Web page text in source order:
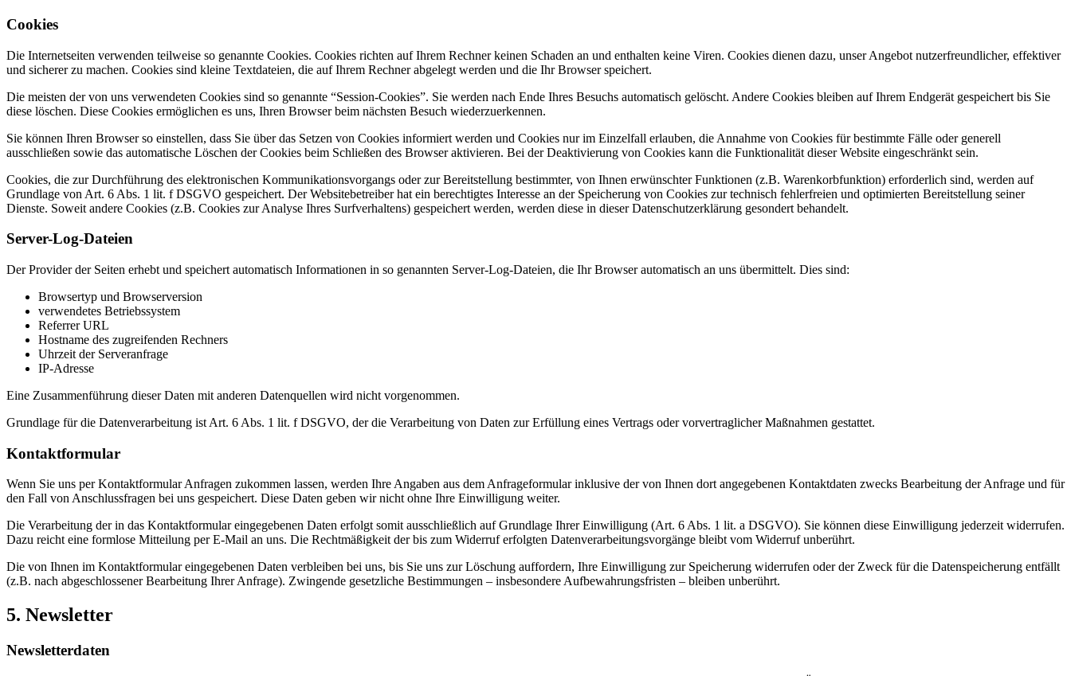
Cookies
Die Internetseiten verwenden teilweise so genannte Cookies. Cookies richten auf Ihrem Rechner keinen Schaden an und enthalten keine Viren. Cookies dienen dazu, unser Angebot nutzerfreundlicher, effektiver
und sicherer zu machen. Cookies sind kleine Textdateien, die auf Ihrem Rechner abgelegt werden und die Ihr Browser speichert.
Die meisten der von uns verwendeten Cookies sind so genannte “Session-Cookies”. Sie werden nach Ende Ihres Besuchs automatisch gelöscht. Andere Cookies bleiben auf Ihrem Endgerät gespeichert bis Sie
diese löschen. Diese Cookies ermöglichen es uns, Ihren Browser beim nächsten Besuch wiederzuerkennen.
Sie können Ihren Browser so einstellen, dass Sie über das Setzen von Cookies informiert werden und Cookies nur im Einzelfall erlauben, die Annahme von Cookies für bestimmte Fälle oder generell
ausschließen sowie das automatische Löschen der Cookies beim Schließen des Browser aktivieren. Bei der Deaktivierung von Cookies kann die Funktionalität dieser Website eingeschränkt sein.
Cookies, die zur Durchführung des elektronischen Kommunikationsvorgangs oder zur Bereitstellung bestimmter, von Ihnen erwünschter Funktionen (z.B. Warenkorbfunktion) erforderlich sind, werden auf
Grundlage von Art. 6 Abs. 1 lit. f DSGVO gespeichert. Der Websitebetreiber hat ein berechtigtes Interesse an der Speicherung von Cookies zur technisch fehlerfreien und optimierten Bereitstellung seiner
Dienste. Soweit andere Cookies (z.B. Cookies zur Analyse Ihres Surfverhaltens) gespeichert werden, werden diese in dieser Datenschutzerklärung gesondert behandelt.
Server-Log-Dateien
Der Provider der Seiten erhebt und speichert automatisch Informationen in so genannten Server-Log-Dateien, die Ihr Browser automatisch an uns übermittelt. Dies sind:
Browsertyp und Browserversion
verwendetes Betriebssystem
Referrer URL
Hostname des zugreifenden Rechners
Uhrzeit der Serveranfrage
IP-Adresse
Eine Zusammenführung dieser Daten mit anderen Datenquellen wird nicht vorgenommen.
Grundlage für die Datenverarbeitung ist Art. 6 Abs. 1 lit. f DSGVO, der die Verarbeitung von Daten zur Erfüllung eines Vertrags oder vorvertraglicher Maßnahmen gestattet.
Kontaktformular
Wenn Sie uns per Kontaktformular Anfragen zukommen lassen, werden Ihre Angaben aus dem Anfrageformular inklusive der von Ihnen dort angegebenen Kontaktdaten zwecks Bearbeitung der Anfrage und für
den Fall von Anschlussfragen bei uns gespeichert. Diese Daten geben wir nicht ohne Ihre Einwilligung weiter.
Die Verarbeitung der in das Kontaktformular eingegebenen Daten erfolgt somit ausschließlich auf Grundlage Ihrer Einwilligung (Art. 6 Abs. 1 lit. a DSGVO). Sie können diese Einwilligung jederzeit widerrufen.
Dazu reicht eine formlose Mitteilung per E-Mail an uns. Die Rechtmäßigkeit der bis zum Widerruf erfolgten Datenverarbeitungsvorgänge bleibt vom Widerruf unberührt.
Die von Ihnen im Kontaktformular eingegebenen Daten verbleiben bei uns, bis Sie uns zur Löschung auffordern, Ihre Einwilligung zur Speicherung widerrufen oder der Zweck für die Datenspeicherung entfällt
(z.B. nach abgeschlossener Bearbeitung Ihrer Anfrage). Zwingende gesetzliche Bestimmungen – insbesondere Aufbewahrungsfristen – bleiben unberührt.
5. Newsletter
Newsletterdaten